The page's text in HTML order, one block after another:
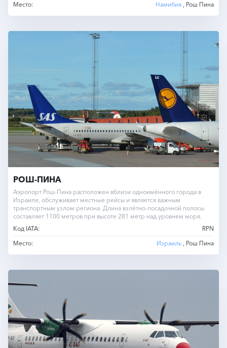
Место:
Намибия , Рош Пина
РОШ-ПИНА
Аэропорт Рош-Пина расположен вблизи одноимённого города в
Израиле, обслуживает местные рейсы и является важным
транспортным узлом региона. Длина взлётно-посадочной полосы
составляет 1100 метров при высоте 281 метр над уровнем моря.
Код IATA:
RPN
Место:
Израиль , Рош Пина